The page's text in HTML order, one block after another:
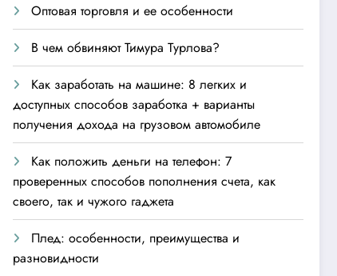
Оптовая торговля и ее особенности
В чем обвиняют Тимура Турлова?
Как заработать на машине: 8 легких и
доступных способов заработка + варианты
получения дохода на грузовом автомобиле
Как положить деньги на телефон: 7
проверенных способов пополнения счета, как
своего, так и чужого гаджета
Плед: особенности, преимущества и
разновидности